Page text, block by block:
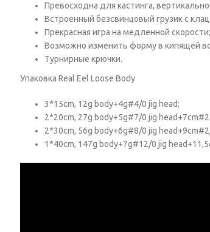
Превосходна для кастинга,
Встроенный безсвинцовый грузик с
Прекрасная игра на медленной скорости;
Возможно изменить форму в кипящей
Турнирные крючки.
Упаковка Real Eel Loose Body
3*15cm, 12g body+4g#4/0 jig head;
2*20cm, 27g body+5g#7/0 jig
2*30cm, 56g body+6g#8/0 jig
1*40cm, 147g body+7g#12/0 jig